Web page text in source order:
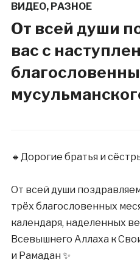
ВИДЕО, РАЗНОЕ
От всей души
вас с
🔸Дорогие братья и
От всей души
трёх благословенных
календаря, наделенных
Всевышнего Аллаха к
и Рамадан ✨